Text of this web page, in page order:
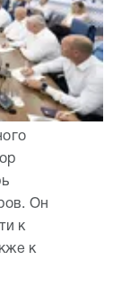
Он
к
к